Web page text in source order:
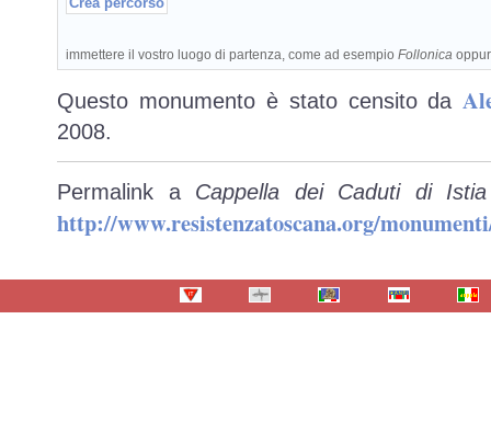
immettere il vostro luogo di partenza, come ad esempio Follonica
Questo monumento è stato censito da
2008.
Permalink a Cappella dei Caduti di
http://www.resistenzatoscana.org/